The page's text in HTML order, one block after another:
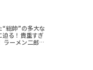
“総帥”の多大な
迫る！貴重すぎ
ラーメン二郎